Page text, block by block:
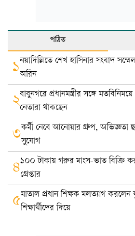
পঠিত
১নয়াদিল্লিতে শেখ হাসিনার সংবাদ
অরিন
২বাবুনগরে প্রধানমন্ত্রীর সঙ্গে
নেতারা থাকছেন
৩কর্মী নেবে আনোয়ার গ্রুপ, অভিজ্ঞতা
সুযোগ
৪১০০ টাকায় গরুর মাংস-ভাত বিক্রি
গ্রেপ্তার
৫মাতাল প্রধান শিক্ষক মলত্যাগ করলেন
শিক্ষার্থীদের দিয়ে